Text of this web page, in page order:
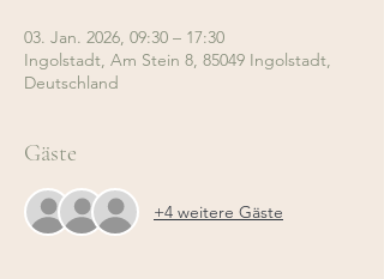
03. Jan. 2026, 09:30 – 17:30
Ingolstadt, Am Stein 8, 85049 Ingolstadt,
Deutschland
Gäste
+4 weitere Gäste